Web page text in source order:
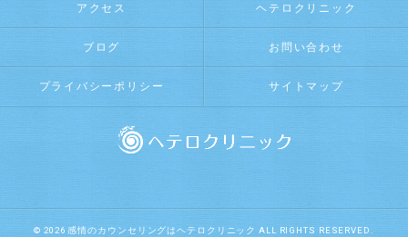
アクセス ヘテロクリニック
ブログ お問い合わせ
プライバシーポリシー サイトマップ
© 2026 感情のカウンセリングはヘテロクリニック ALL RIGHTS RESERVED.